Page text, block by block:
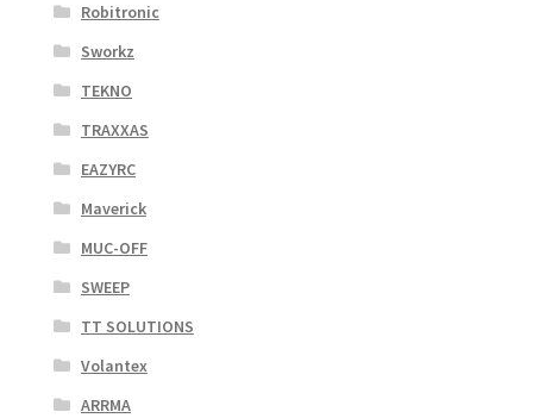
Robitronic
Sworkz
TEKNO
TRAXXAS
EAZYRC
Maverick
MUC-OFF
SWEEP
TT SOLUTIONS
Volantex
ARRMA